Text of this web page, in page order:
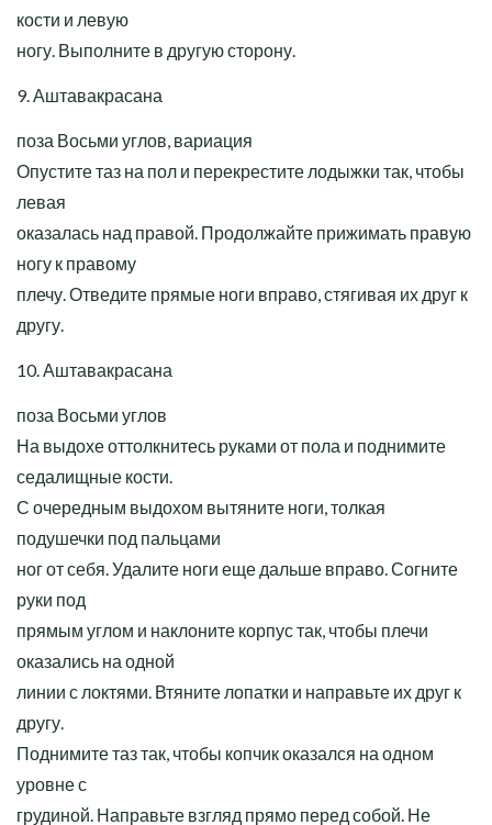
кости и левую
ногу. Выполните в другую сторону.
9. Аштавакрасана
поза Восьми углов, вариация
Опустите таз на пол и перекрестите лодыжки так, чтобы
левая
оказалась над правой. Продолжайте прижимать правую
ногу к правому
плечу. Отведите прямые ноги вправо, стягивая их друг к
другу.
10. Аштавакрасана
поза Восьми углов
На выдохе оттолкнитесь руками от пола и поднимите
седалищные кости.
С очередным выдохом вытяните ноги, толкая
подушечки под пальцами
ног от себя. Удалите ноги еще дальше вправо. Согните
руки под
прямым углом и наклоните корпус так, чтобы плечи
оказались на одной
линии с локтями. Втяните лопатки и направьте их друг к
другу.
Поднимите таз так, чтобы копчик оказался на одном
уровне с
грудиной. Направьте взгляд прямо перед собой. Не